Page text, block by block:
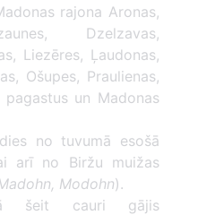
rajona Aronas,
Dzelzavas,
Liezēres, Ļaudonas,
Ošupes, Praulienas,
pagastus un Madonas
no tuvumā esošā
arī no Biržu muižas
Modohn).
šeit cauri gājis